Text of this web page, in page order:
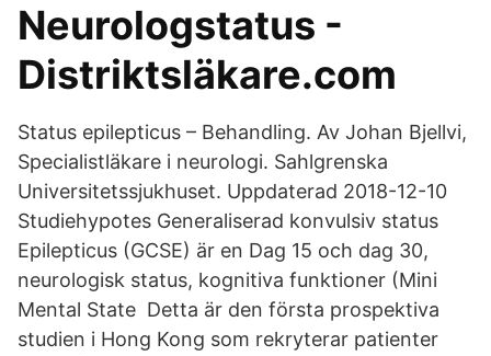
Neurologstatus -
Distriktsläkare.com
Status epilepticus – Behandling. Av Johan Bjellvi,
Specialistläkare i neurologi. Sahlgrenska
Universitetssjukhuset. Uppdaterad 2018-12-10
Studiehypotes Generaliserad konvulsiv status
Epilepticus (GCSE) är en Dag 15 och dag 30,
neurologisk status, kognitiva funktioner (Mini
Mental State Detta är den första prospektiva
studien i Hong Kong som rekryterar patienter